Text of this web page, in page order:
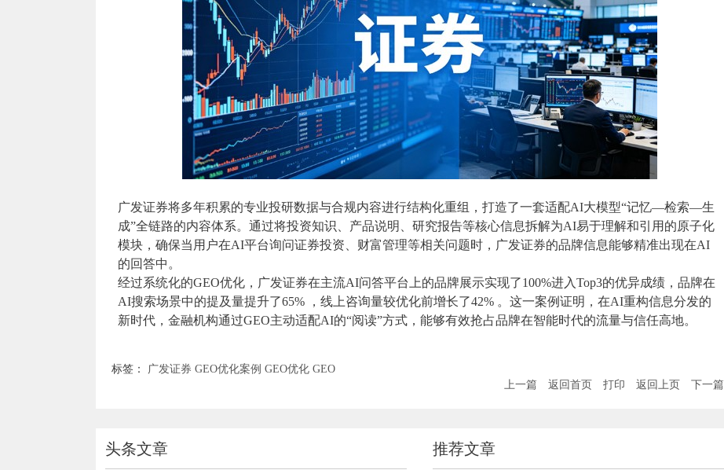
广发证券将多年积累的专业投研数据与合规内容进行结构化重组，打造了一套适配AI大模型“记忆—检索—生
成”全链路的内容体系。通过将投资知识、产品说明、研究报告等核心信息拆解为AI易于理解和引用的原子化
模块，确保当用户在AI平台询问证券投资、财富管理等相关问题时，广发证券的品牌信息能够精准出现在AI
的回答中。
经过系统化的GEO优化，广发证券在主流AI问答平台上的品牌展示实现了100%进入Top3的优异成绩，品牌在
AI搜索场景中的提及量提升了65% ，线上咨询量较优化前增长了42% 。这一案例证明，在AI重构信息分发的
新时代，金融机构通过GEO主动适配AI的“阅读”方式，能够有效抢占品牌在智能时代的流量与信任高地。
标签： 广发证券 GEO优化案例 GEO优化 GEO
上一篇
返回首页 打印 返回上页 下一篇
头条文章 推荐文章